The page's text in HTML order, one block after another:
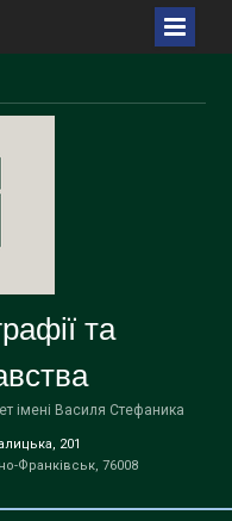
та
імені Василя Стефаника
201
Франківськ, 76008